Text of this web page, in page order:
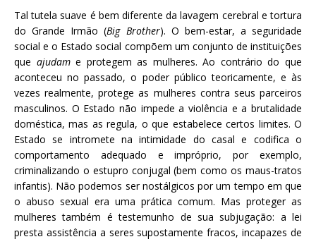
Tal tutela suave é bem diferente da lavagem cerebral e tortura
do Grande Irmão (Big Brother). O bem-estar, a seguridade
social e o Estado social compõem um conjunto de instituições
que ajudame protegem as mulheres. Ao contrário do que
aconteceu no passado, o poder público teoricamente, e às
vezes realmente, protege as mulheres contra seus parceiros
masculinos. O Estado não impede a violência e a brutalidade
doméstica, mas as regula, o que estabelece certos limites. O
Estado se intromete na intimidade do casal e codifica o
comportamento adequado e impróprio, por exemplo,
criminalizando o estupro conjugal (bem como os maus-tratos
infantis). Não podemos ser nostálgicos por um tempo em que
o abuso sexual era uma prática comum. Mas proteger as
mulheres também é testemunho de sua subjugação: a lei
presta assistência a seres supostamente fracos, incapazes de